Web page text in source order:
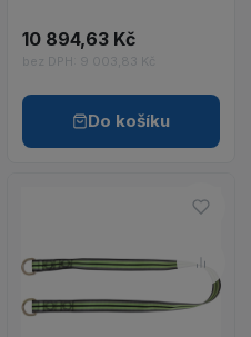
10 894,63 Kč
bez DPH: 9 003,83 Kč
Do košíku
– Kotevní hák
– Kotevní hák pro
Kotevní hák pro
Do
Zobrazit detail